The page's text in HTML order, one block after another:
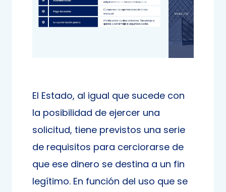
El Estado, al igual que sucede con
la posibilidad de ejercer una
solicitud, tiene previstos una serie
de requisitos para cerciorarse de
que ese dinero se destina a un fin
legítimo. En función del uso que se